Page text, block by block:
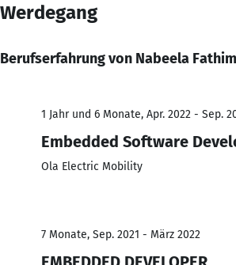
Werdegang
Berufserfahrung von Nabeela
1 Jahr und 6 Monate, Apr. 2022 - Sep.
Embedded Software
Ola Electric Mobility
7 Monate, Sep. 2021 - März 2022